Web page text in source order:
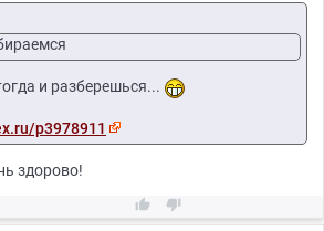
и разберешься...
p3978911
здорово!
 